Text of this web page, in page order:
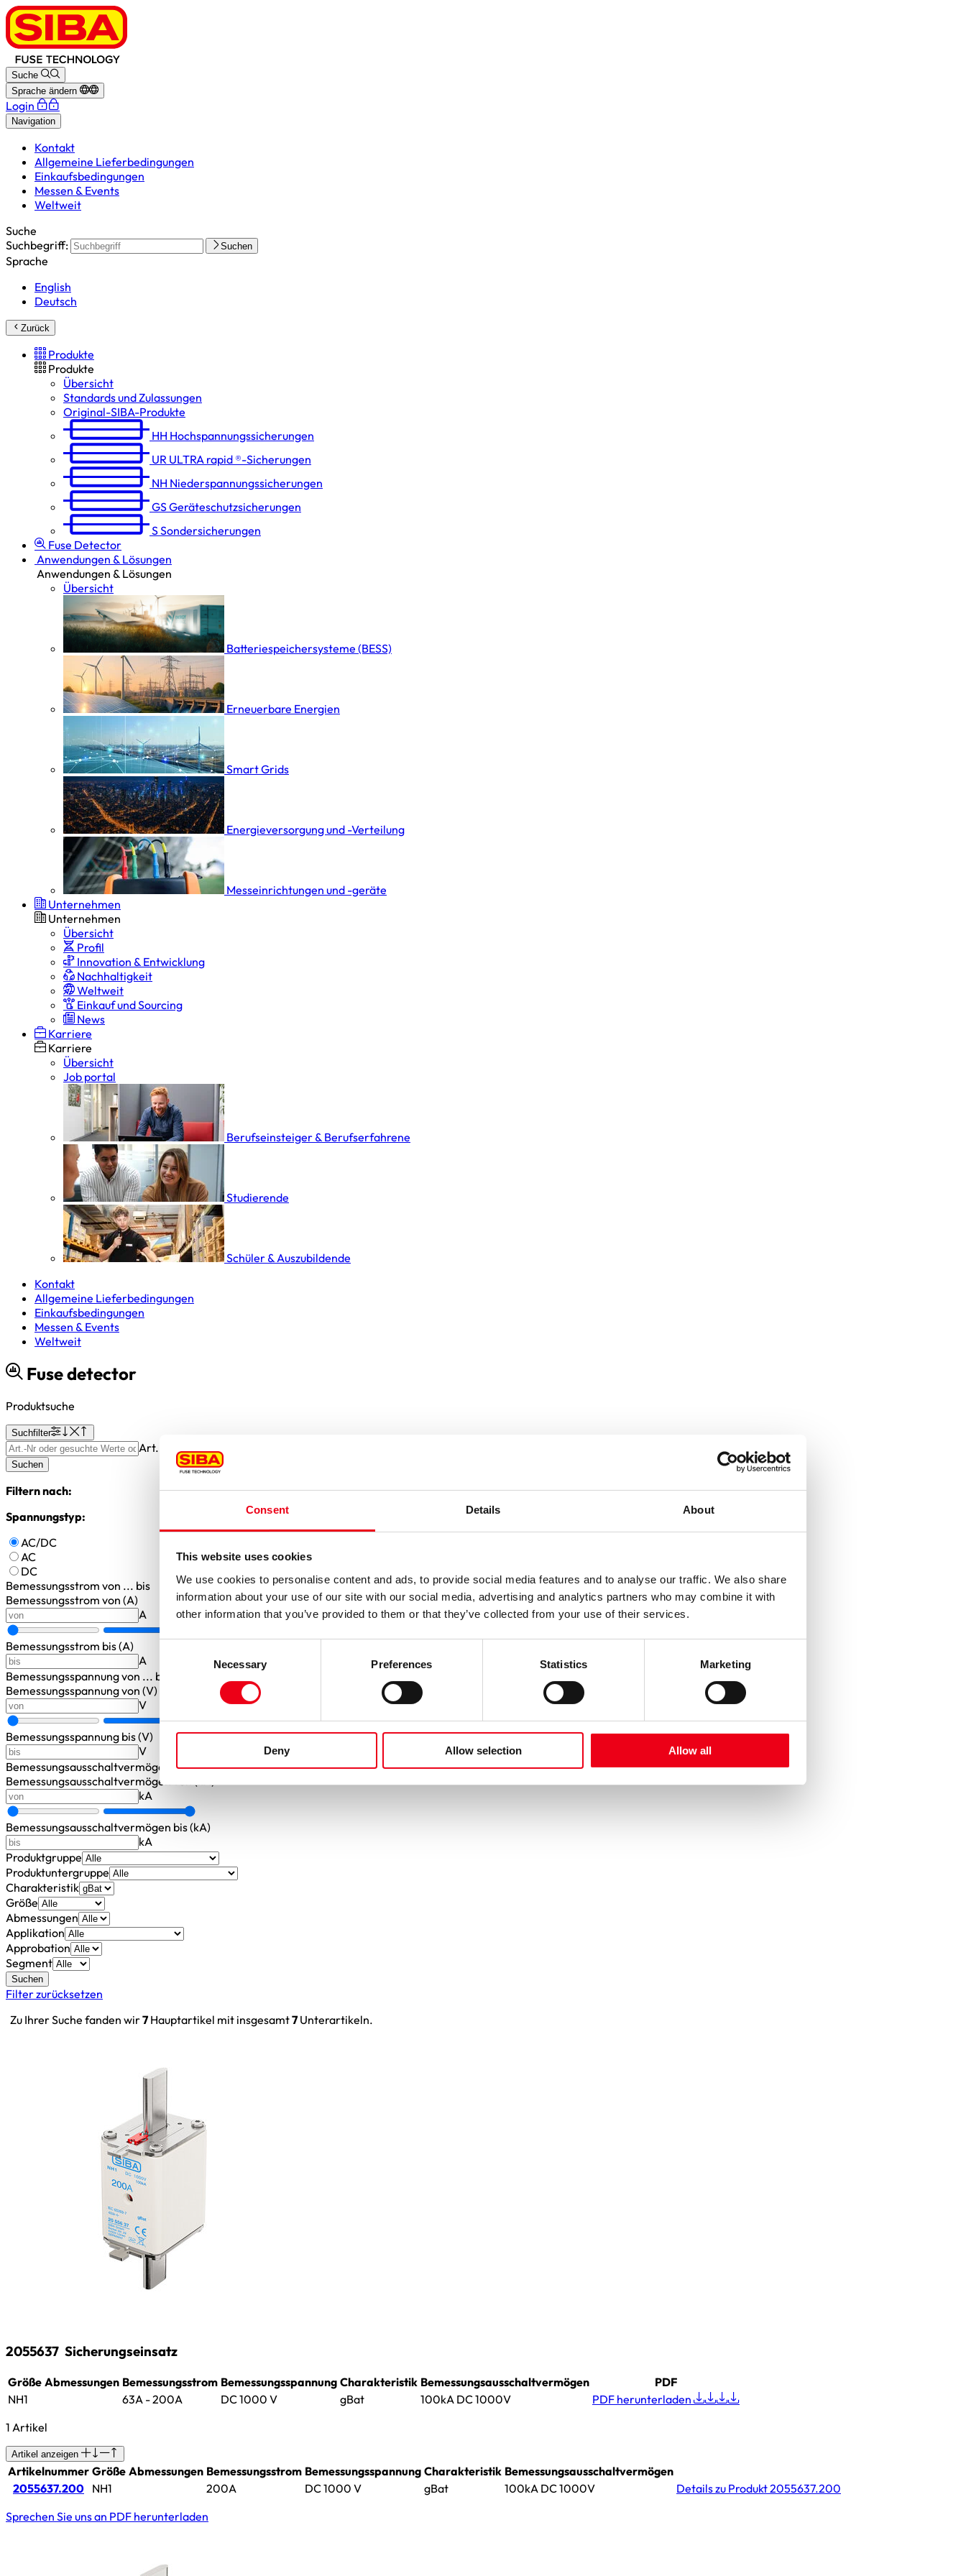
Consent Details About
This website uses cookies
We use cookies to personalise content and ads, to provide social media features and to analyse our traffic. We also share
information about your use of our site with our social media, advertising and analytics partners who may combine it with
other information that you’ve provided to them or that they’ve collected from your use of their services.
Necessary Preferences Statistics Marketing
Deny Allow selection Allow all
Suche
Sprache ändern
Login
Navigation
Kontakt
Allgemeine Lieferbedingungen
Einkaufsbedingungen
Messen & Events
Weltweit
Suche
Suchbegriff:
Suchen
Sprache
English
Deutsch
Zurück
Produkte
Produkte
Übersicht
Standards und Zulassungen
Original-SIBA-Produkte
HH Hochspannungs­sicherungen
UR ULTRA rapid ®-Sicherungen
NH Niederspannungs­sicherungen
GSGeräteschutz­sicherungen
SSondersicherungen
Fuse Detector
Anwendungen & Lösungen
Anwendungen & Lösungen
Übersicht
Batterie­speicher­systeme (BESS)
Erneuerbare Energien
Smart Grids
Energieversorgung und -Verteilung
Messeinrichtungen und -geräte
Unternehmen
Unternehmen
Übersicht
Profil
Innovation & Entwicklung
Nachhaltigkeit
Weltweit
Einkauf und Sourcing
News
Karriere
Karriere
Übersicht
Job portal
Berufseinsteiger & Berufserfahrene
Studierende
Schüler & Auszubildende
Kontakt
Allgemeine Lieferbedingungen
Einkaufsbedingungen
Messen & Events
Weltweit
Fuse detector
Produktsuche
Suchfilter
Art.-Nr oder gesuchte Werte oder Suchbegriffe eintragen
Suchen
Filtern nach:
Spannungstyp:
AC/DC
AC
DC
Bemessungsstrom von ... bis
Bemessungsstrom von (A)
A
Bemessungsstrom bis (A)
A
Bemessungsspannungvon ... bis
Bemessungsspannung von (V)
V
Bemessungsspannung bis (V)
V
Bemessungsausschaltvermögen
von ... bis
Bemessungsausschaltvermögen von (kA)
kA
Bemessungsausschaltvermögen bis (kA)
kA
Produktgruppe
Produktuntergruppe
Charakteristik
Größe
Abmessungen
Applikation
Approbation
Segment
Suchen
Filter zurücksetzen
Zu Ihrer Suche fanden wir7Hauptartikel mit insgesamt7Unterartikeln.
2055637 Sicherungseinsatz
Größe Abmessungen Bemessungsstrom Bemessungsspannung Charakteristik Bemessungsausschaltvermögen
PDF
NH1
63A - 200A DC 1000 V gBat 100kA DC 1000V
PDF herunterladen
1 Artikel
Artikel anzeigen
Artikelnummer Größe Abmessungen Bemessungsstrom Bemessungsspannung Charakteristik Bemessungsausschaltvermögen
2055637.200 NH1 200A DC 1000 V gBat 100kA DC 1000V Detailszu Produkt 2055637.200
Sprechen Sie uns an PDF herunterladen